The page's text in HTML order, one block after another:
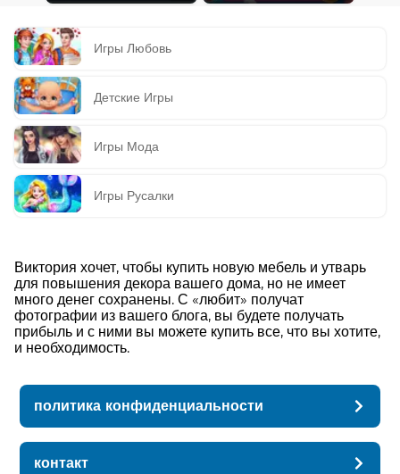
Игры Любовь
Детские Игры
Игры Мода
Игры Русалки
Виктория хочет, чтобы купить новую мебель и утварь
для повышения декора вашего дома, но не имеет
много денег сохранены. С «любит» получат
фотографии из вашего блога, вы будете получать
прибыль и с ними вы можете купить все, что вы хотите,
и необходимость.
политика конфиденциальности
контакт